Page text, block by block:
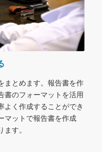
まとめます。報告書を作
書のフォーマットを活用
よく作成することができ
マットで報告書を作成
す。